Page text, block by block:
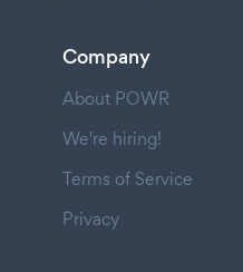
Company
About POWR
We're hiring!
Terms of Service
Privacy